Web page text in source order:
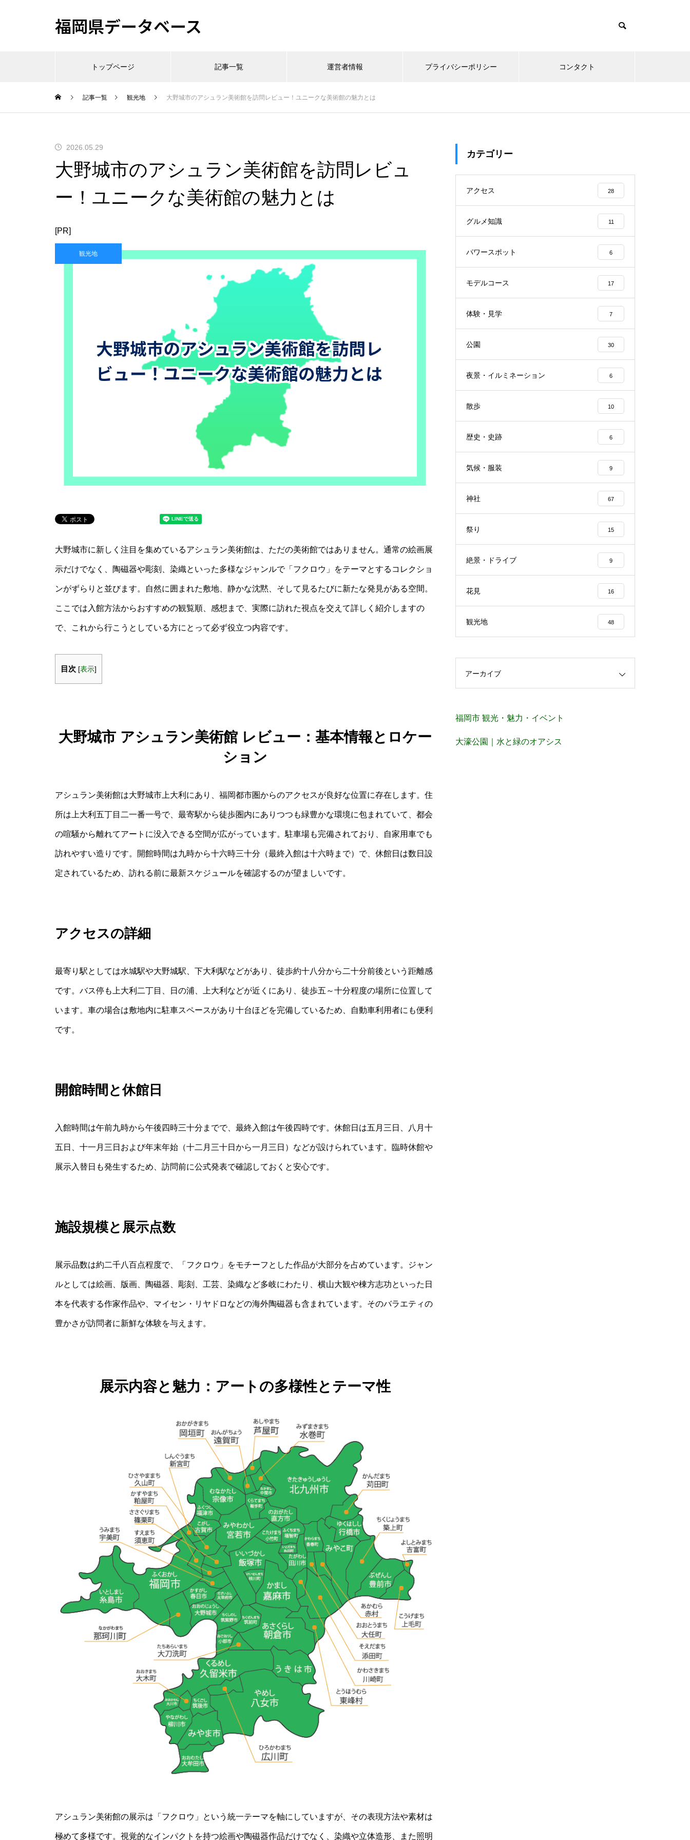
福岡県データベース
トップページ 記事一覧 運営者情報 プライバシーポリシー コンタクト
記事一覧 観光地 大野城市のアシュラン美術館を訪問レビュー！ユニークな美術館の魅力とは
2026.05.29
大野城市のアシュラン美術館を訪問レビュ
ー！ユニークな美術館の魅力とは
[PR]
観光地
大野城市に新しく注目を集めているアシュラン美術館は、ただの美術館ではありません。通常の絵画展
示だけでなく、陶磁器や彫刻、染織といった多様なジャンルで「フクロウ」をテーマとするコレクショ
ンがずらりと並びます。自然に囲まれた敷地、静かな沈黙、そして見るたびに新たな発見がある空間。
ここでは入館方法からおすすめの観覧順、感想まで、実際に訪れた視点を交えて詳しく紹介しますの
で、これから行こうとしている方にとって必ず役立つ内容です。
目次 [表示]
大野城市 アシュラン美術館 レビュー：基本情報とロケー
ション
アシュラン美術館は大野城市上大利にあり、福岡都市圏からのアクセスが良好な位置に存在します。住
所は上大利五丁目二一番一号で、最寄駅から徒歩圏内にありつつも緑豊かな環境に包まれていて、都会
の喧騒から離れてアートに没入できる空間が広がっています。駐車場も完備されており、自家用車でも
訪れやすい造りです。開館時間は九時から十六時三十分（最終入館は十六時まで）で、休館日は数日設
定されているため、訪れる前に最新スケジュールを確認するのが望ましいです。
アクセスの詳細
最寄り駅としては水城駅や大野城駅、下大利駅などがあり、徒歩約十八分から二十分前後という距離感
です。バス停も上大利二丁目、日の浦、上大利などが近くにあり、徒歩五～十分程度の場所に位置して
います。車の場合は敷地内に駐車スペースがあり十台ほどを完備しているため、自動車利用者にも便利
です。
開館時間と休館日
入館時間は午前九時から午後四時三十分までで、最終入館は午後四時です。休館日は五月三日、八月十
五日、十一月三日および年末年始（十二月三十日から一月三日）などが設けられています。臨時休館や
展示入替日も発生するため、訪問前に公式発表で確認しておくと安心です。
施設規模と展示点数
展示品数は約二千八百点程度で、「フクロウ」をモチーフとした作品が大部分を占めています。ジャン
ルとしては絵画、版画、陶磁器、彫刻、工芸、染織など多岐にわたり、横山大観や棟方志功といった日
本を代表する作家作品や、マイセン・リヤドロなどの海外陶磁器も含まれています。そのバラエティの
豊かさが訪問者に新鮮な体験を与えます。
展示内容と魅力：アートの多様性とテーマ性
アシュラン美術館の展示は「フクロウ」という統一テーマを軸にしていますが、その表現方法や素材は
極めて多様です。視覚的なインパクトを持つ絵画や陶磁器作品だけでなく、染織や立体造形、また照明
カテゴリー
アクセス 28
グルメ知識 11
パワースポット 6
モデルコース 17
体験・見学 7
公園 30
夜景・イルミネーション 6
散歩 10
歴史・史跡 6
気候・服装 9
神社 67
祭り 15
絶景・ドライブ 9
花見 16
観光地 48
アーカイブ
福岡市 観光・魅力・イベント
大濠公園｜水と緑のオアシス